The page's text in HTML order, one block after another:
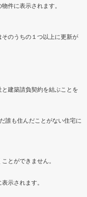
件に表示されます。
のうちの１つ以上に更新が
建築請負契約を結ぶことを
誰も住んだことがない住宅に
とができません。
示されます。